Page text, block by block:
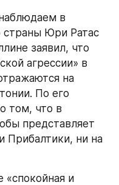
в
Юри Ратас
заявил, что
агрессии» в
на
По его
том, что в
представляет
Прибалтики, ни на
«спокойная и